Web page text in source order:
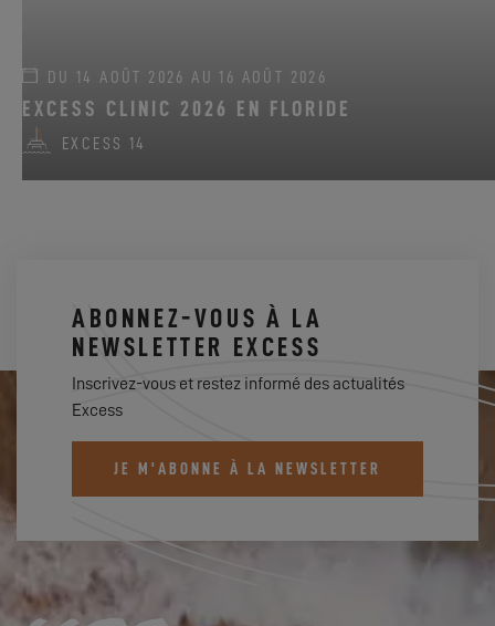
DU 14 AOÛT 2026 AU 16 AOÛT 2026
EXCESS CLINIC 2026 EN FLORIDE
EXCESS 14
ABONNEZ-VOUS À LA
NEWSLETTER EXCESS
Inscrivez-vous et restez informé des actualités
Excess
JE M'ABONNE À LA NEWSLETTER